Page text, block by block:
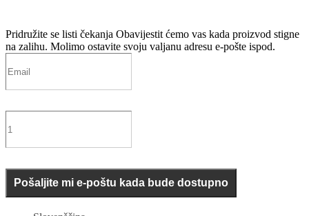
Pridružite se listi čekanja Obavijestit ćemo vas kada proizvod stigne
na zalihu. Molimo ostavite svoju valjanu adresu e-pošte ispod.
Pošaljite mi e-poštu kada bude dostupno